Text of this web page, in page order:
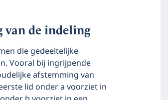
van de indeling
die gedeeltelijke
Vooral bij ingrijpende
afstemming van
lid onder a voorziet in